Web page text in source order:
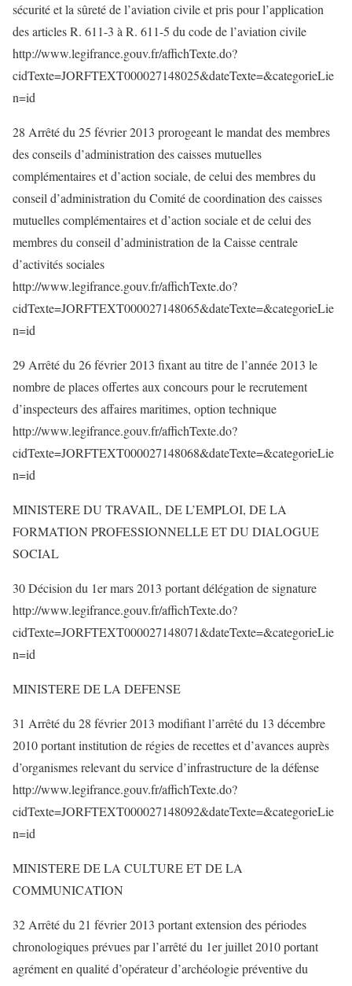
sécurité et la sûreté de l’aviation civile et pris pour l’application
des articles R. 611-3 à R. 611-5 du code de l’aviation civile
http://www.legifrance.gouv.fr/affichTexte.do?
cidTexte=JORFTEXT000027148025&dateTexte=&categorieLie
n=id
28 Arrêté du 25 février 2013 prorogeant le mandat des membres
des conseils d’administration des caisses mutuelles
complémentaires et d’action sociale, de celui des membres du
conseil d’administration du Comité de coordination des caisses
mutuelles complémentaires et d’action sociale et de celui des
membres du conseil d’administration de la Caisse centrale
d’activités sociales
http://www.legifrance.gouv.fr/affichTexte.do?
cidTexte=JORFTEXT000027148065&dateTexte=&categorieLie
n=id
29 Arrêté du 26 février 2013 fixant au titre de l’année 2013 le
nombre de places offertes aux concours pour le recrutement
d’inspecteurs des affaires maritimes, option technique
http://www.legifrance.gouv.fr/affichTexte.do?
cidTexte=JORFTEXT000027148068&dateTexte=&categorieLie
n=id
MINISTERE DU TRAVAIL, DE L’EMPLOI, DE LA
FORMATION PROFESSIONNELLE ET DU DIALOGUE
SOCIAL
30 Décision du 1er mars 2013 portant délégation de signature
http://www.legifrance.gouv.fr/affichTexte.do?
cidTexte=JORFTEXT000027148071&dateTexte=&categorieLie
n=id
MINISTERE DE LA DEFENSE
31 Arrêté du 28 février 2013 modifiant l’arrêté du 13 décembre
2010 portant institution de régies de recettes et d’avances auprès
d’organismes relevant du service d’infrastructure de la défense
http://www.legifrance.gouv.fr/affichTexte.do?
cidTexte=JORFTEXT000027148092&dateTexte=&categorieLie
n=id
MINISTERE DE LA CULTURE ET DE LA
COMMUNICATION
32 Arrêté du 21 février 2013 portant extension des périodes
chronologiques prévues par l’arrêté du 1er juillet 2010 portant
agrément en qualité d’opérateur d’archéologie préventive du